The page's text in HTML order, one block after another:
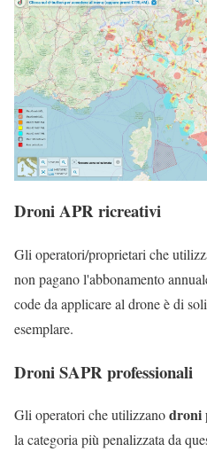
Droni APR ricreativi
Gli operatori/proprietari che
non pagano l'abbonamento
code da applicare al drone è di
esemplare.
Droni SAPR professionali
Gli operatori che utilizzanodroni
la categoria più penalizzata da